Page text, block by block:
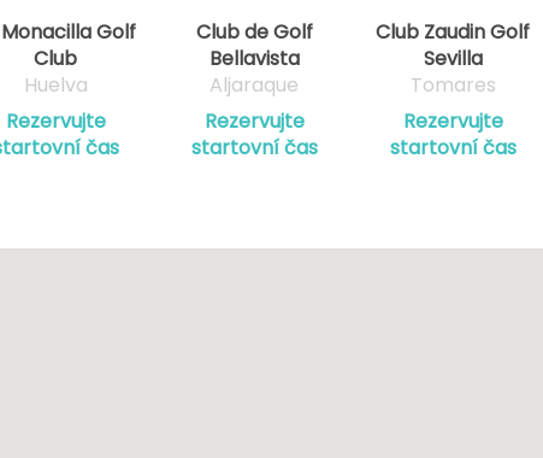
Monacilla Golf
Club
Huelva
Rezervujte
čas
Club de Golf
Bellavista
Aljaraque
Rezervujte
startovní čas
Club Zaudin Golf
Sevilla
Tomares
Rezervujte
startovní čas